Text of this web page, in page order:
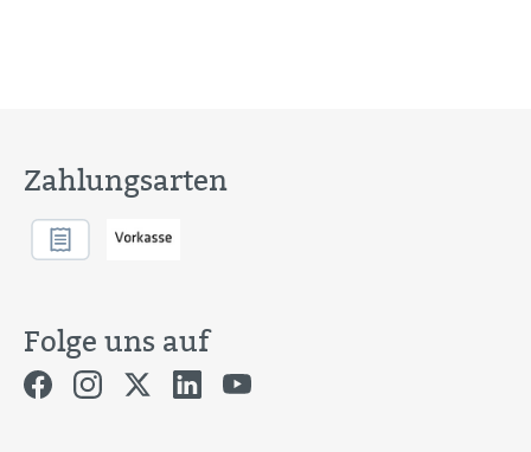
Zahlungsarten
Folge uns auf